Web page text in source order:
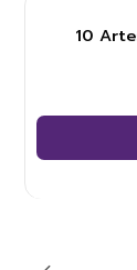
10